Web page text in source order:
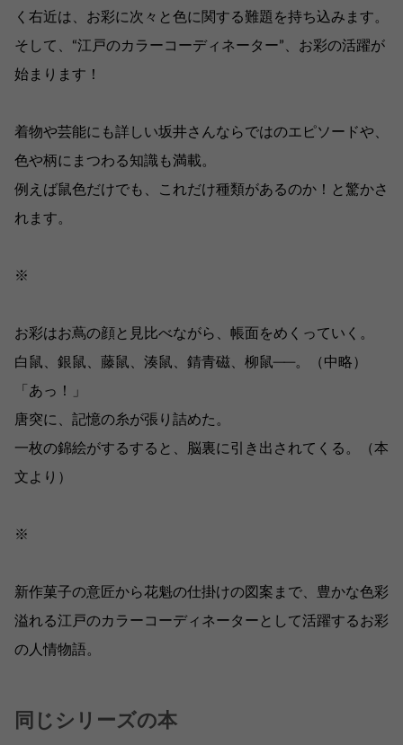
く右近は、お彩に次々と色に関する難題を持ち込みます。
そして、“江戸のカラーコーディネーター”、お彩の活躍が
始まります！
着物や芸能にも詳しい坂井さんならではのエピソードや、
色や柄にまつわる知識も満載。
例えば鼠色だけでも、これだけ種類があるのか！と驚かさ
れます。
※
お彩はお蔦の顔と見比べながら、帳面をめくっていく。
白鼠、銀鼠、藤鼠、湊鼠、錆青磁、柳鼠──。（中略）
「あっ！」
唐突に、記憶の糸が張り詰めた。
一枚の錦絵がするすると、脳裏に引き出されてくる。（本
文より）
※
新作菓子の意匠から花魁の仕掛けの図案まで、豊かな色彩
溢れる江戸のカラーコーディネーターとして活躍するお彩
の人情物語。
同じシリーズの本